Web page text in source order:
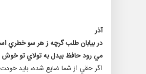
آذر
در بيابان طلب گرچه ز هر سو خطري
مي رود حافظ بيدل به تولاي تو خوش
اگر حقي از شما ضايع شده، بايد